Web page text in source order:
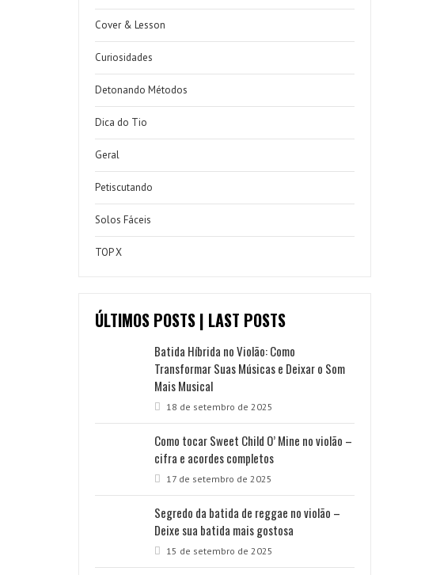
Cover & Lesson
Curiosidades
Detonando Métodos
Dica do Tio
Geral
Petiscutando
Solos Fáceis
TOP X
ÚLTIMOS POSTS | LAST POSTS
Batida Híbrida no Violão: Como
Transformar Suas Músicas e Deixar o Som
Mais Musical
18 de setembro de 2025
Como tocar Sweet Child O’ Mine no violão –
cifra e acordes completos
17 de setembro de 2025
Segredo da batida de reggae no violão –
Deixe sua batida mais gostosa
15 de setembro de 2025